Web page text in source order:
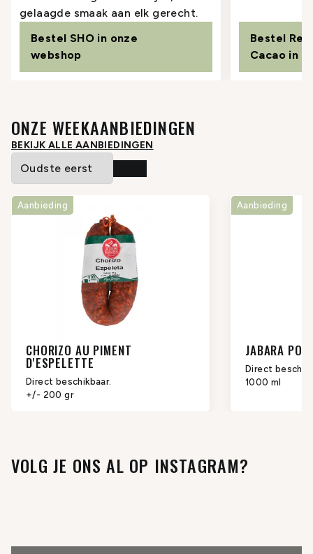
gelaagde smaak aan elk gerecht.
Bestel SHO in onze
webshop
Bestel
Cacao in
ONZE WEEKAANBIEDINGEN
BEKIJK ALLE AANBIEDINGEN
Aanbieding
CHORIZO AU PIMENT
D'ESPELETTE
Direct beschikbaar.
+/- 200 gr
Aanbieding
JABARA
Direct
1000 ml
VOLG JE ONS AL OP INSTAGRAM?